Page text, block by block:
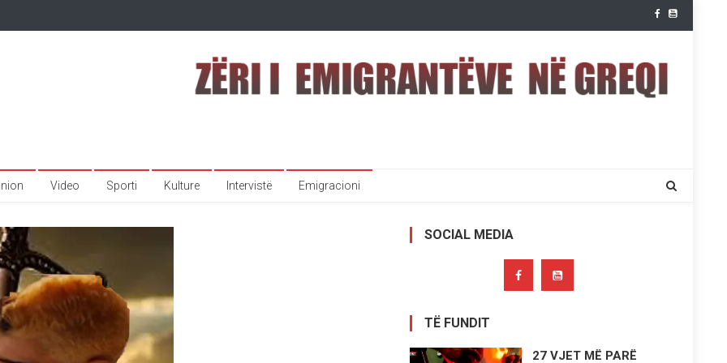
Video Sporti Kulture Intervistë Emigracioni
SOCIAL MEDIA
TË FUNDIT
27 VJET MË PARË